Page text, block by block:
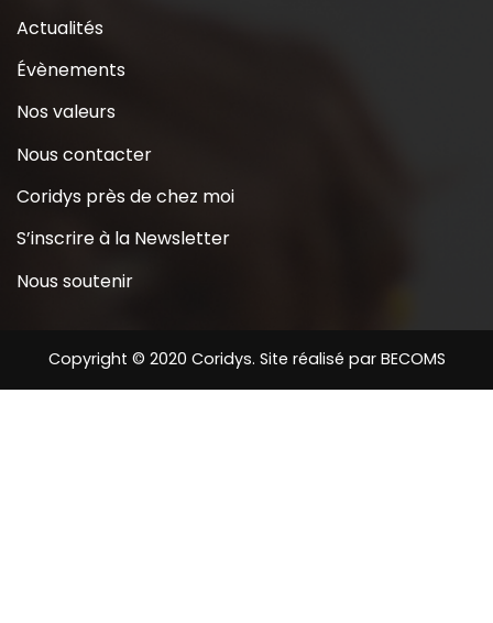
Actualités
Évènements
Nos valeurs
Nous contacter
Coridys près de chez moi
S’inscrire à la Newsletter
Nous soutenir
Copyright © 2020 Coridys. Site réalisé par BECOMS